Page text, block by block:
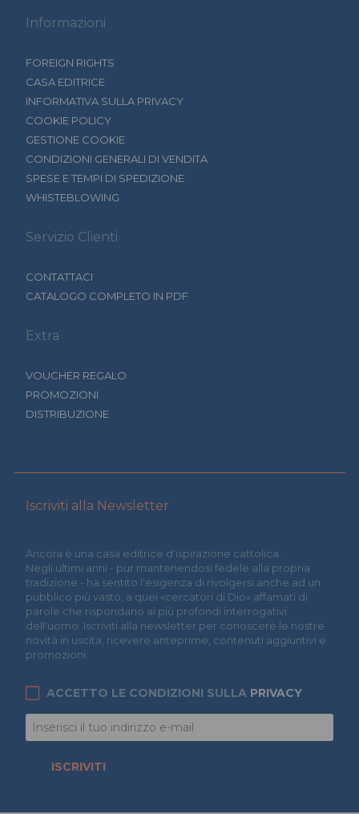
Informazioni
FOREIGN RIGHTS
CASA EDITRICE
INFORMATIVA SULLA PRIVACY
COOKIE POLICY
GESTIONE COOKIE
CONDIZIONI GENERALI DI VENDITA
SPESE E TEMPI DI SPEDIZIONE
WHISTEBLOWING
Servizio Clienti
CONTATTACI
CATALOGO COMPLETO IN PDF
Extra
VOUCHER REGALO
PROMOZIONI
DISTRIBUZIONE
Iscriviti alla Newsletter
Àncora è una casa editrice d'ispirazione cattolica.
Negli ultimi anni - pur mantenendosi fedele alla propria
tradizione - ha sentito l'esigenza di rivolgersi anche ad un
pubblico più vasto, a quei «cercatori di Dio» affamati di
parole che rispondano ai più profondi interrogativi
dell'uomo. Iscriviti alla newsletter per conoscere le nostre
novità in uscita, ricevere anteprime, contenuti aggiuntivi e
promozioni.
ACCETTO LE CONDIZIONI SULLA PRIVACY
ISCRIVITI